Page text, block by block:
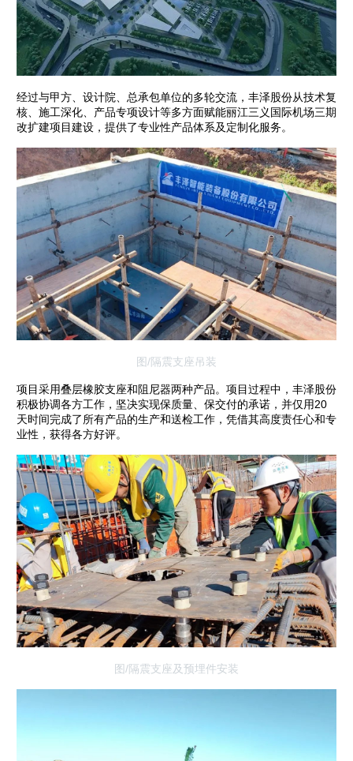
经过与甲方、设计院、总承包单位的多轮交流，丰泽股份从技术复
核、施工深化、产品专项设计等多方面赋能丽江三义国际机场三期
改扩建项目建设，提供了专业性产品体系及定制化服务。
图/隔震支座吊装
项目采用叠层橡胶支座和阻尼器两种产品。项目过程中，丰泽股份
积极协调各方工作，坚决实现保质量、保交付的承诺，并仅用20
天时间完成了所有产品的生产和送检工作，凭借其高度责任心和专
业性，获得各方好评。
图/隔震支座及预埋件安装